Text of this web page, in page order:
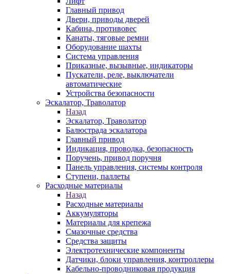
Главный привод
Двери, приводы дверей
Кабина, противовес
Канаты, тяговые ремни
Оборудование шахты
Система управления
Приказные, вызывные, индикаторы
Пускатели, реле, выключатели
автоматические
Устройства безопасности
Эскалатор, Траволатор
Назад
Эскалатор, Траволатор
Балюстрада эскалатора
Главный привод
Индикация, проводка, безопасность
Поручень, привод поручня
Панель управления, системы контроля
Ступени, паллеты
Расходные материалы
Назад
Расходные материалы
Аккумуляторы
Материалы для крепежа
Смазочные средства
Средства защиты
Электротехнические компоненты
Датчики, блоки управления, контроллеры
Кабельно-проводниковая продукция